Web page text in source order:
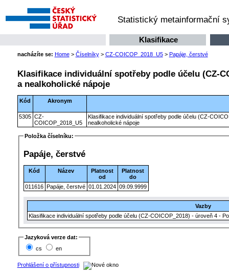
Statistický metainformační
Klasifikace
nacházíte se: Home> Číselníky> CZ-COICOP_2018_U5> Papáje, čerstvé
Klasifikace individuální spotřeby podle účelu (CZ-
a nealkoholické nápoje
Kód Akronym
5305 CZ-
COICOP_2018_U5
Klasifikace individuální spotřeby podle účelu (CZ-
nealkoholické nápoje
Položka číselníku:
Papáje, čerstvé
Kód Název
Platnost
od
Platnost
do
011616 Papáje, čerstvé 01.01.2024 09.09.9999
Vazby
Klasifikace individuální spotřeby podle účelu (CZ-COICOP_2018) - úroveň 4 -
Jazyková verze dat:
cs
en
Prohlášení o přístupnosti